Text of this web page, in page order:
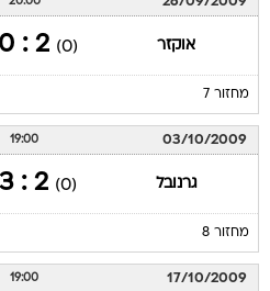
אוקזר (0)
2 : 0
מחזור 7
03/10/2009
19:00
גרנובל (0)
2 : 3
מחזור 8
17/10/2009
19:00